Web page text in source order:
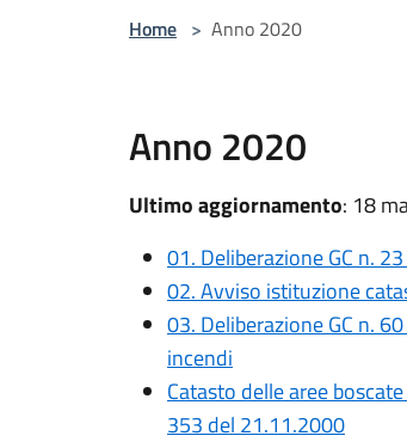
Home > Anno 2020
Anno 2020
Ultimo aggiornamento: 18
01. Deliberazione GC n.
02. Avviso istituzione
03. Deliberazione GC n.
incendi
Catasto delle aree
353 del 21.11.2000